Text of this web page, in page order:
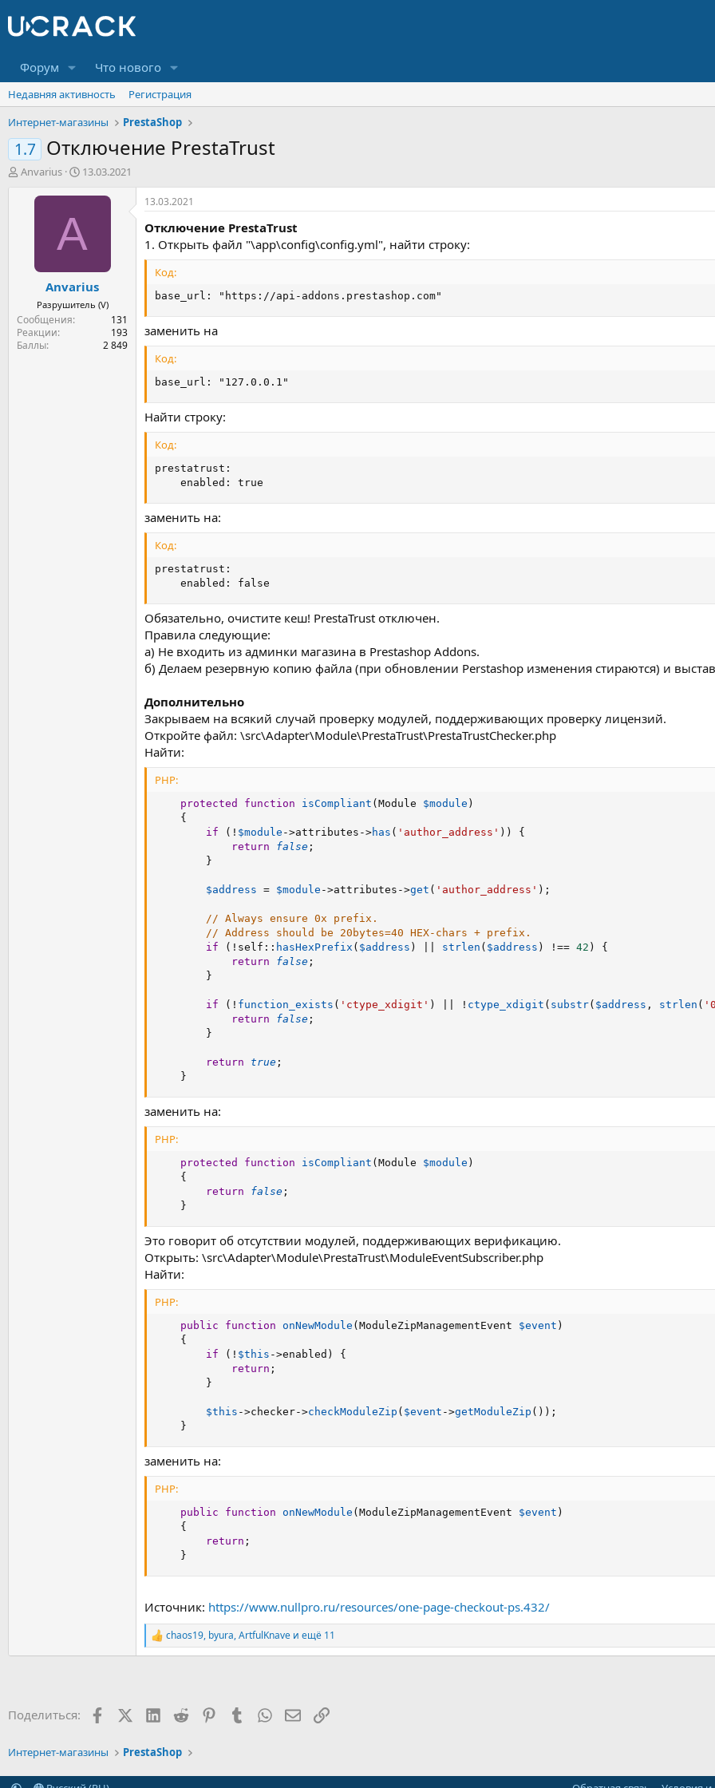
Форум Что нового
Недавняя активность
Регистрация
Интернет-магазины
PrestaShop
1.7 Отключение PrestaTrust
А
Anvarius
Д
т
а
а
л
а
13.03.2021
A
Anvarius
Разрушитель (V)
Сообщения
131
Реакции
193
Баллы
2 849
13.03.2021
Отключение PrestaTrust
1. Открыть файл "\app\config\config.yml", найти строку:
Код:
base_url: "https://api-addons.prestashop.com"
заменить на
Код:
base_url: "127.0.0.1"
Найти строку:
Код:
prestatrust:
    enabled: true
заменить на:
Код:
prestatrust:
    enabled: false
Обязательно, очистите кеш! PrestaTrust отключен.
Правила следующие:
а) Не входить из админки магазина в Prestashop Addons.
б) Делаем резервную копию файла (при обновлении Perstashop изменения стираются) и
Дополнительно
Закрываем на всякий случай проверку модулей, поддерживающих проверку лицензий.
Откройте файл: \src\Adapter\Module\PrestaTrust\PrestaTrustChecker.php
Найти:
PHP:
protected function isCompliant ( Module $module )
{
if
( ! $module ->attributes ->has ( 'author_address' ) )
{
return
false ;
}
$address = $module ->attributes ->get ( 'author_address' ) ;
// Always ensure 0x prefix.
// Address should be 20bytes=40 HEX-chars + prefix.
if
( ! self : : hasHexPrefix ( $address ) strlen ( $address ) !== 42 )
{
return
false ;
}
if ( ! function_exists ( 'ctype_xdigit' ) ! ctype_xdigit ( substr( $address , strlen (
return
false ;
}
return true ;
}
заменить на:
PHP:
protected function isCompliant ( Module $module )
{
return
false ;
}
Это говорит об отсутствии модулей, поддерживающих верификацию.
Открыть: \src\Adapter\Module\PrestaTrust\ModuleEventSubscriber.php
Найти:
PHP:
public function onNewModule ( ModuleZipManagementEvent $event )
{
if
( ! $this ->enabled )
{
return ;
}
$this ->checker->checkModuleZip ( $event ->getModuleZip ( ) ) ;
}
заменить на:
PHP:
public function onNewModule ( ModuleZipManagementEvent $event )
{
return ;
}
Источник: https://www.nullpro.ru/resources/one-page-checkout-ps.432/
Р
е
и
chaos19, byura,ArtfulKnave и ещё 11
Поделиться: FacebookX (Twitter)
LinkedIn
Reddit PinterestTumblr WhatsApp
Электронная почта
Ссылка
Интернет-магазины PrestaShop